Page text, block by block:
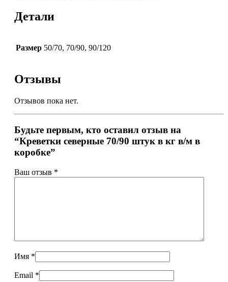
Детали
Размер 50/70, 70/90, 90/120
Отзывы
Отзывов пока нет.
Будьте первым, кто оставил отзыв на
“Креветки северные 70/90 штук в кг в/м в
коробке”
Ваш отзыв *
Имя *
Email *